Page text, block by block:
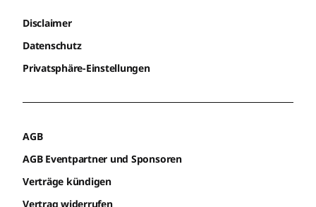
Disclaimer
Datenschutz
Privatsphäre-Einstellungen
AGB
AGB Eventpartner und Sponsoren
Verträge kündigen
Vertrag widerrufen